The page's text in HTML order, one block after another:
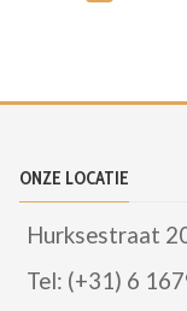
ONZE LOCATIE
Hurksestraat
Tel: (+31) 6